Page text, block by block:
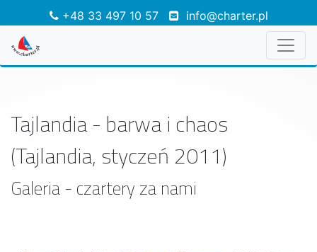
+48 33 497 10 57 info@charter.pl
Tajlandia - barwa i chaos
(Tajlandia, styczeń 2011)
Galeria - czartery za nami